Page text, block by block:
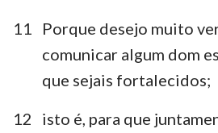
11
Porque desejo muito
comunicar algum dom
que sejais fortalecidos;
12
isto é, para que